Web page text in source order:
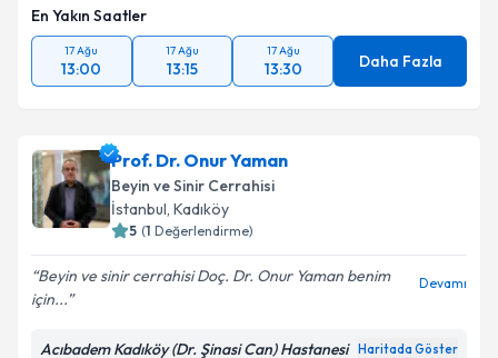
En Yakın Saatler
17 Ağu
13:00
17 Ağu
13:15
17 Ağu
13:30 Daha Fazla
Prof. Dr. Onur Yaman
Beyin ve Sinir Cerrahisi
İstanbul, Kadıköy
5 (1 Değerlendirme)
Beyin ve sinir cerrahisi Doç. Dr. Onur Yaman benim
için...
Devamı
Acıbadem Kadıköy (Dr. Şinasi Can) Hastanesi Haritada Göster